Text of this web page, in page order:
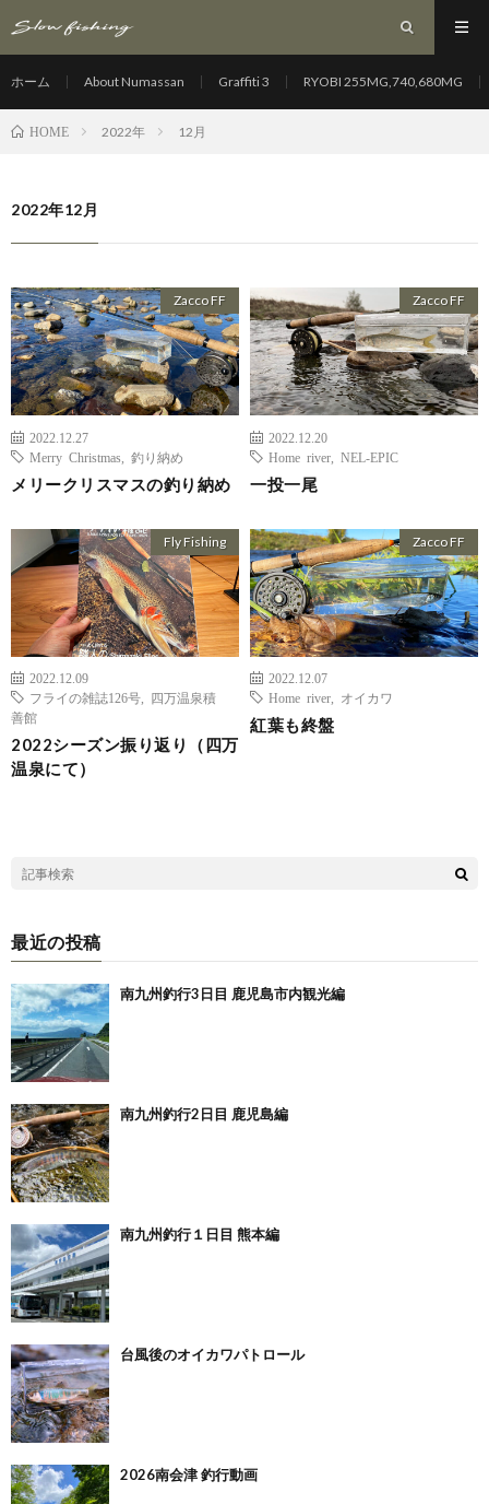
ホーム About Numassan Graffiti 3 RYOBI 255MG,740,680MG
HOME 2022年 12月
2022年12月
Zacco FF
2022.12.27
Merry Christmas
釣り納め
メリークリスマスの釣り納め
Zacco FF
2022.12.20
Home river
NEL-EPIC
一投一尾
Fly Fishing
2022.12.09
フライの雑誌126号
四万温泉積
善館
2022シーズン振り返り（四万
温泉にて）
Zacco FF
2022.12.07
Home river
オイカワ
紅葉も終盤
最近の投稿
南九州釣行3日目 鹿児島市内観光編
南九州釣行2日目 鹿児島編
南九州釣行１日目 熊本編
台風後のオイカワパトロール
2026南会津 釣行動画